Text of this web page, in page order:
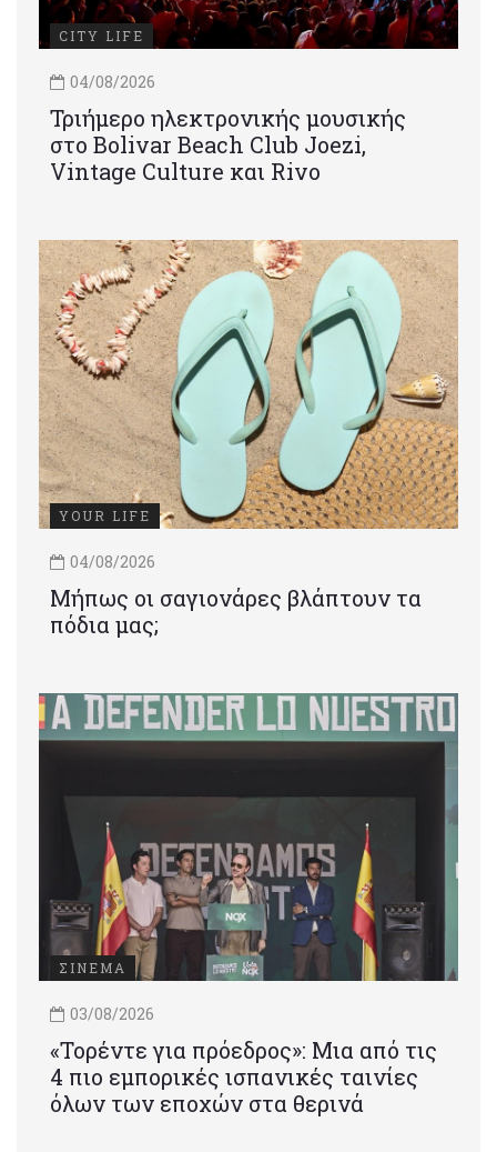
CITY LIFE
04/08/2026
Τριήμερο ηλεκτρονικής μουσικής
στο Bolivar Beach Club Joezi,
Vintage Culture και Rivo
YOUR LIFE
04/08/2026
Μήπως οι σαγιονάρες βλάπτουν τα
πόδια μας;
ΣΙΝΕΜΑ
03/08/2026
«Τορέντε για πρόεδρος»: Mια από τις
4 πιο εμπορικές ισπανικές ταινίες
όλων των εποχών στα θερινά